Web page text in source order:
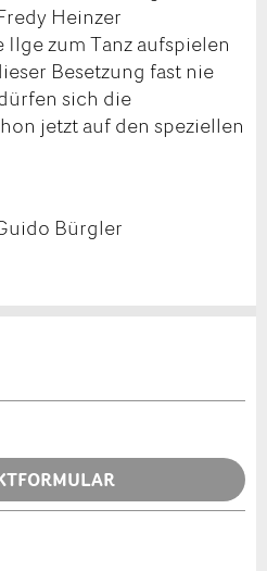
Heinzer
zum Tanz aufspielen
Besetzung fast nie
sich die
jetzt auf den speziellen
Bürgler
an Freunde weiter.